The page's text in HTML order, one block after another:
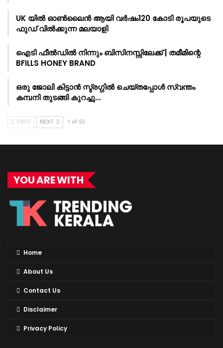
UK യിൽ ഓൺലൈൻ ആയി വർഷം120 കോടി രൂപയുടെ
ഫുഡ് വിൽക്കുന്ന മലയാളി
ഐടി ഫീൽഡിൽ നിന്നും ബിസിനസ്സിലേക്ക് | തമീമിന്റെ
BFILLS HONEY BRAND
ഒരു ജോലി കിട്ടാൻ സ്ട്രഗ്ഗിൽ ചെയ്തപ്പോൾ സ്വന്തം
കമ്പനി തുടങ്ങി കുറച്ചു…
PREV NEXT 1 of 55
YOU ARE WITH
Home
About Us
Contact Us
Disclaimer
Privacy Policy